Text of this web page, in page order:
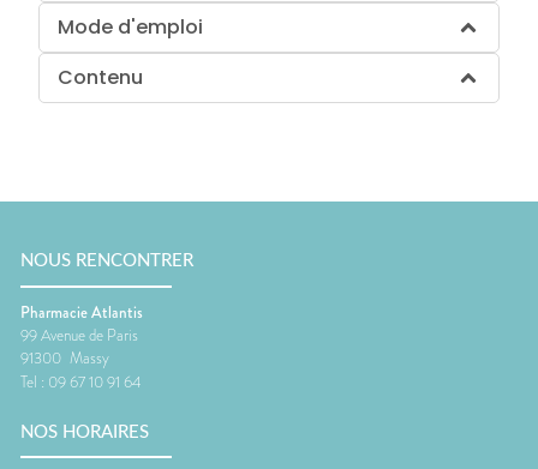
Mode d'emploi
Contenu
NOUS RENCONTRER
Pharmacie Atlantis
99 Avenue de Paris
91300 Massy
Tel : 09 67 10 91 64
NOS HORAIRES